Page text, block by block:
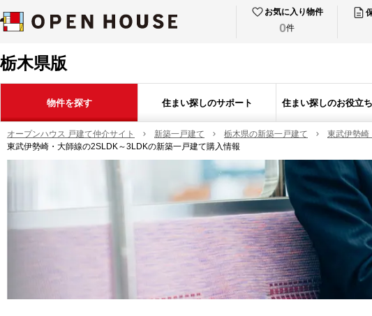
お気に入り物件
0件
栃木県版
物件を探す 住まい探しのサポート 住まい探しのお役立
オープンハウス 戸建て仲介サイト 新築一戸建て 栃木県の新築一戸建て
東武伊勢崎
東武伊勢崎・大師線の2SLDK～3LDKの新築一戸建て購入情報